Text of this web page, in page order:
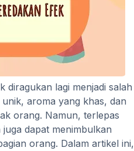
diragukan lagi menjadi salah
aroma yang khas, dan
orang. Namun, terlepas
dapat menimbulkan
orang. Dalam artikel ini,